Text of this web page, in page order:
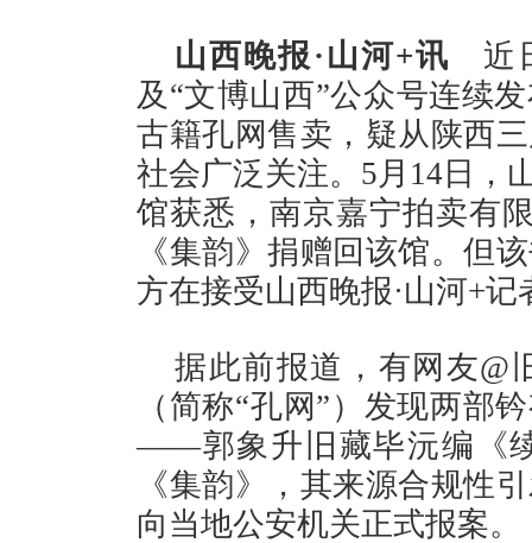
山西晚报·山河+讯 近
及“文博山西”公众号连续
古籍孔网售卖，疑从陕西
社会广泛关注。5月14日，
馆获悉，南京嘉宁拍卖有
《集韵》捐赠回该馆。但
方在接受山西晚报·山河+
据此前报道，有网友@
（简称“孔网”）发现两部
——郭象升旧藏毕沅编《
《集韵》，其来源合规性
向当地公安机关正式报案。